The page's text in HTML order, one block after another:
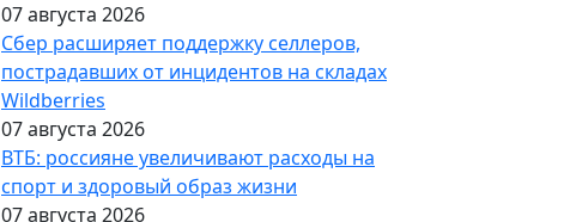
07 августа 2026
Сбер расширяет поддержку селлеров,
пострадавших от инцидентов на складах
Wildberries
07 августа 2026
ВТБ: россияне увеличивают расходы на
спорт и здоровый образ жизни
07 августа 2026